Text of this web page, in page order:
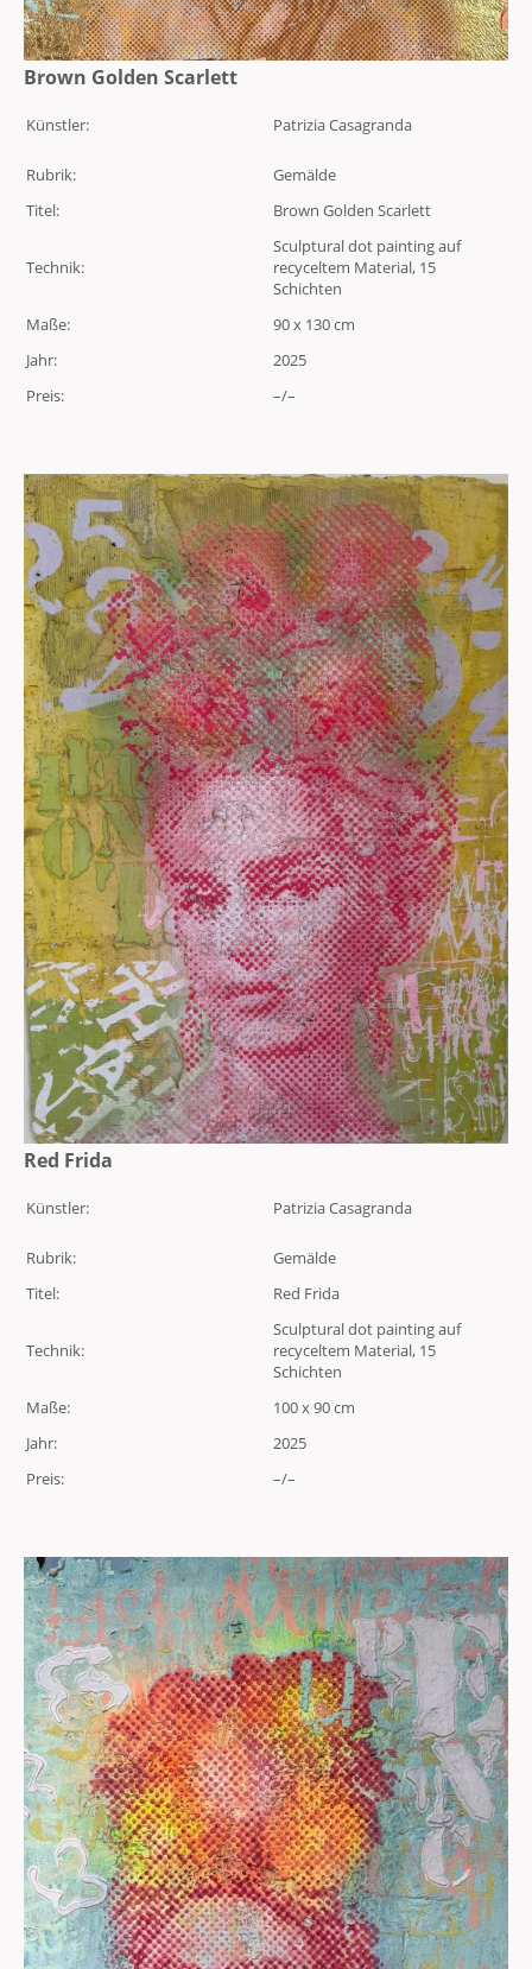
Brown Golden Scarlett
Künstler: Patrizia Casagranda
Rubrik:
Gemälde
Titel:
Brown Golden Scarlett
Technik:
Sculptural dot painting auf
recyceltem Material, 15
Schichten
Maße:
90 x 130 cm
Jahr:
2025
Preis:
–/–
Red Frida
Künstler: Patrizia Casagranda
Rubrik:
Gemälde
Titel:
Red Frida
Technik:
Sculptural dot painting auf
recyceltem Material, 15
Schichten
Maße:
100 x 90 cm
Jahr:
2025
Preis:
–/–